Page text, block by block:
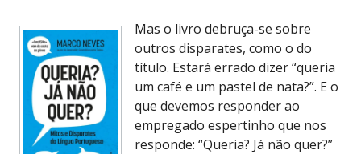
Mas o livro debruça-se sobre
outros disparates, como o do
título. Estará errado dizer “queria
um café e um pastel de nata?”. E o
que devemos responder ao
empregado espertinho que nos
responde: “Queria? Já não quer?”